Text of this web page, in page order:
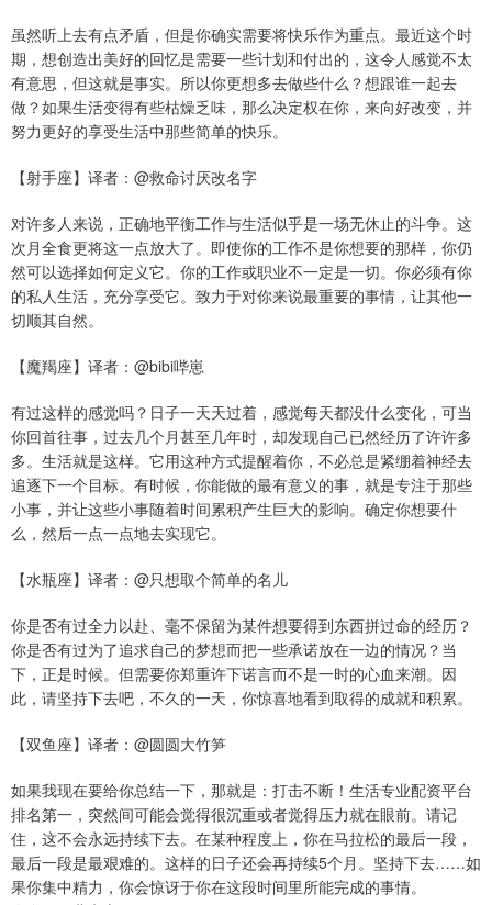
虽然听上去有点矛盾，但是你确实需要将快乐作为重点。最近这个时
期，想创造出美好的回忆是需要一些计划和付出的，这令人感觉不太
有意思，但这就是事实。所以你更想多去做些什么？想跟谁一起去
做？如果生活变得有些枯燥乏味，那么决定权在你，来向好改变，并
努力更好的享受生活中那些简单的快乐。
【射手座】译者：@救命讨厌改名字
对许多人来说，正确地平衡工作与生活似乎是一场无休止的斗争。这
次月全食更将这一点放大了。即使你的工作不是你想要的那样，你仍
然可以选择如何定义它。你的工作或职业不一定是一切。你必须有你
的私人生活，充分享受它。致力于对你来说最重要的事情，让其他一
切顺其自然。
【魔羯座】译者：@bibi哔崽
有过这样的感觉吗？日子一天天过着，感觉每天都没什么变化，可当
你回首往事，过去几个月甚至几年时，却发现自己已然经历了许许多
多。生活就是这样。它用这种方式提醒着你，不必总是紧绷着神经去
追逐下一个目标。有时候，你能做的最有意义的事，就是专注于那些
小事，并让这些小事随着时间累积产生巨大的影响。确定你想要什
么，然后一点一点地去实现它。
【水瓶座】译者：@只想取个简单的名儿
你是否有过全力以赴、毫不保留为某件想要得到东西拼过命的经历？
你是否有过为了追求自己的梦想而把一些承诺放在一边的情况？当
下，正是时候。但需要你郑重许下诺言而不是一时的心血来潮。因
此，请坚持下去吧，不久的一天，你惊喜地看到取得的成就和积累。
【双鱼座】译者：@圆圆大竹笋
如果我现在要给你总结一下，那就是：打击不断！生活专业配资平台
排名第一，突然间可能会觉得很沉重或者觉得压力就在眼前。请记
住，这不会永远持续下去。在某种程度上，你在马拉松的最后一段，
最后一段是最艰难的。这样的日子还会再持续5个月。坚持下去……如
果你集中精力，你会惊讶于你在这段时间里所能完成的事情。